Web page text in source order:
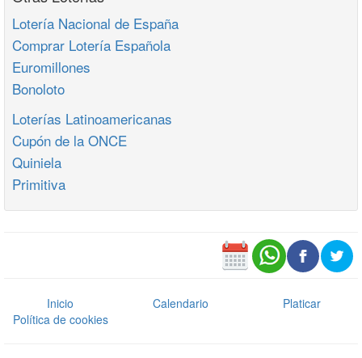
Lotería Nacional de España
Comprar Lotería Española
Euromillones
Bonoloto
Loterías Latinoamericanas
Cupón de la ONCE
Quiniela
Primitiva
Inicio Calendario
Platicar
Política de cookies